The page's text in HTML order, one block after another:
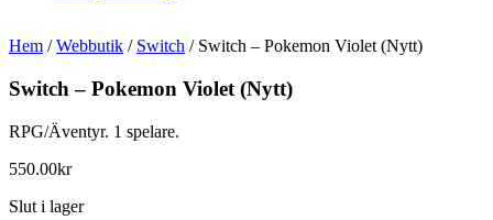
Hem /Webbutik / Switch / Switch – Pokemon Violet (Nytt)
Switch – Pokemon Violet (Nytt)
RPG/Äventyr. 1 spelare.
550.00kr
Slut i lager